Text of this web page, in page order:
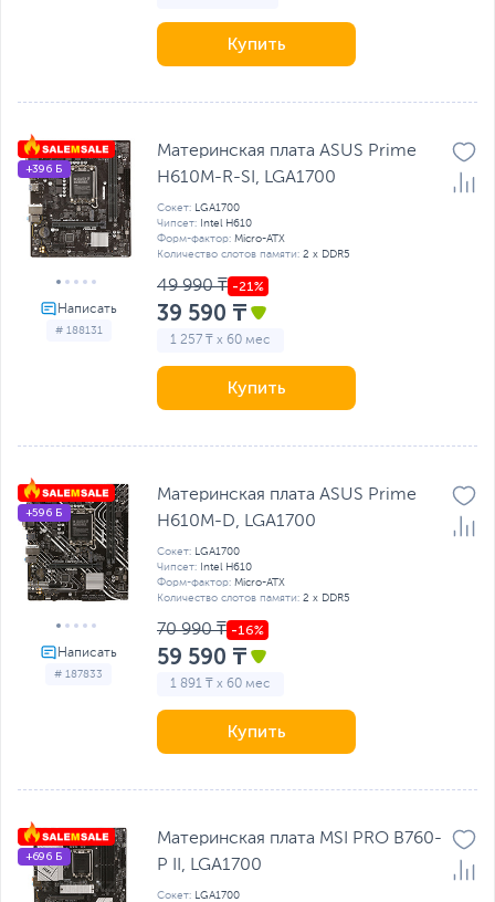
Купить
# 188131
+396 Б
Материнская плата ASUS Prime
H610M-R-SI, LGA1700
Сокет:
LGA1700
Чипсет: Intel H610
Форм-фактор: Micro-ATX
Количество слотов памяти: 2 x DDR5
49 990 ₸
39 590 ₸
1 257 ₸ x 60 мес
Купить
# 187833
+596 Б
Материнская плата ASUS Prime
H610M-D, LGA1700
Сокет:
LGA1700
Чипсет: Intel H610
Форм-фактор: Micro-ATX
Количество слотов памяти: 2 x DDR5
70 990 ₸
59 590 ₸
1 891 ₸ x 60 мес
Купить
+696 Б
Материнская плата MSI PRO B760-
P II, LGA1700
Сокет:
LGA1700